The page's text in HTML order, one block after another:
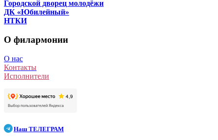
Городской дворец молодёжи
ДК «Юбилейный»
НТКИ
О филармонии
О нас
Контакты
Исполнители
Наш ТЕЛЕГРАМ